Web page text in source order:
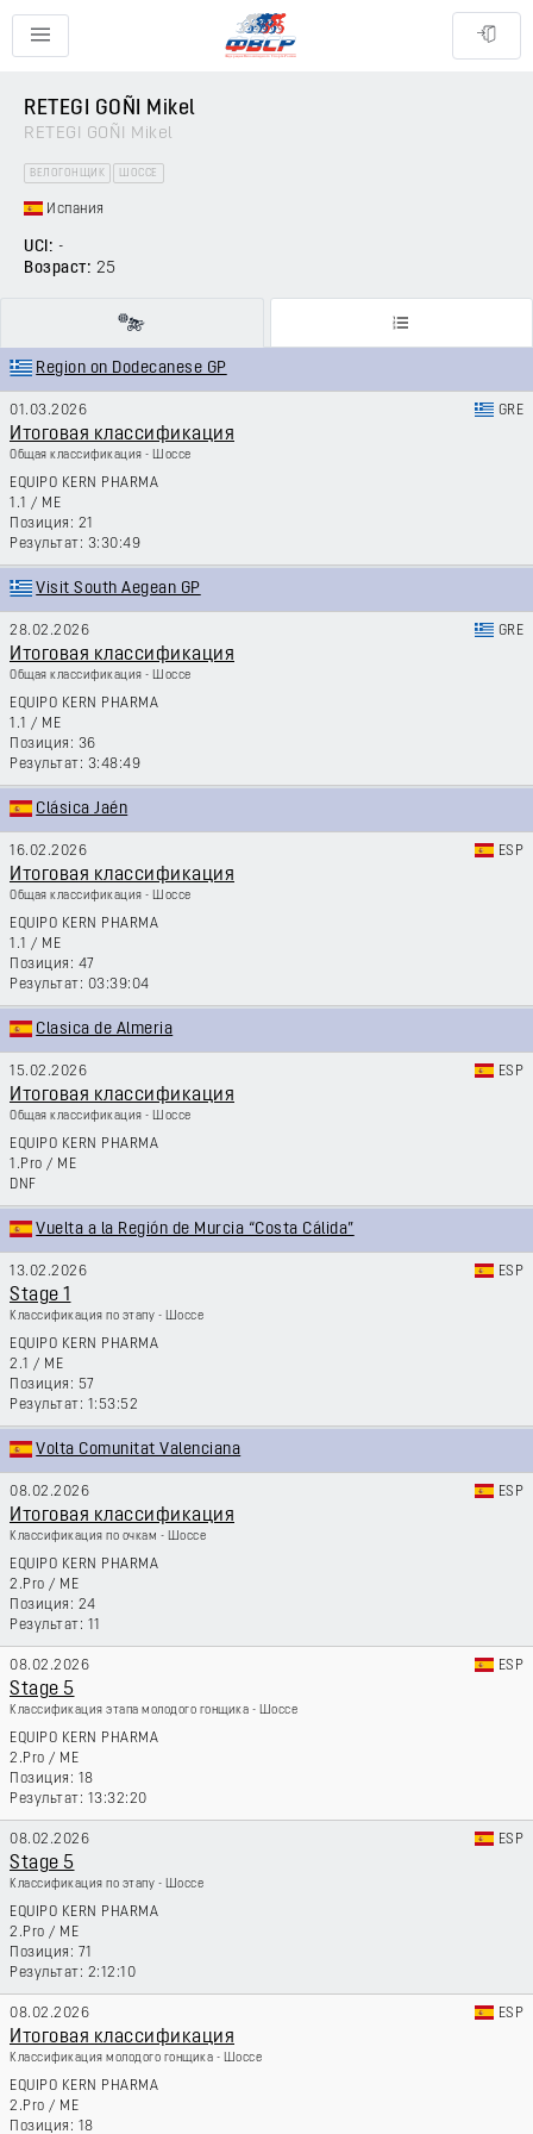
RETEGI GOÑI Mikel
RETEGI GOÑI Mikel
ВЕЛОГОНЩИК ШОССЕ
Испания
UCI: -
Возраст: 25
Region on Dodecanese GP
01.03.2026 GRE
Итоговая классификация
Общая классификация - Шоссе
EQUIPO KERN PHARMA
1.1 / ME
21
3:30:49
Visit South Aegean GP
28.02.2026 GRE
Итоговая классификация
Общая классификация - Шоссе
EQUIPO KERN PHARMA
1.1 / ME
36
3:48:49
Clásica Jaén
16.02.2026 ESP
Итоговая классификация
Общая классификация - Шоссе
EQUIPO KERN PHARMA
1.1 / ME
47
03:39:04
Clasica de Almeria
15.02.2026 ESP
Итоговая классификация
Общая классификация - Шоссе
EQUIPO KERN PHARMA
1.Pro / ME
DNF
Vuelta a la Región de Murcia “Costa Cálida”
13.02.2026 ESP
Stage 1
Классификация по этапу - Шоссе
EQUIPO KERN PHARMA
2.1 / ME
57
1:53:52
Volta Comunitat Valenciana
08.02.2026 ESP
Итоговая классификация
Классификация по очкам - Шоссе
EQUIPO KERN PHARMA
2.Pro / ME
24
11
08.02.2026 ESP
Stage 5
Классификация этапа молодого гонщика - Шоссе
EQUIPO KERN PHARMA
2.Pro / ME
18
13:32:20
08.02.2026 ESP
Stage 5
Классификация по этапу - Шоссе
EQUIPO KERN PHARMA
2.Pro / ME
71
2:12:10
08.02.2026 ESP
Итоговая классификация
Классификация молодого гонщика - Шоссе
EQUIPO KERN PHARMA
2.Pro / ME
18